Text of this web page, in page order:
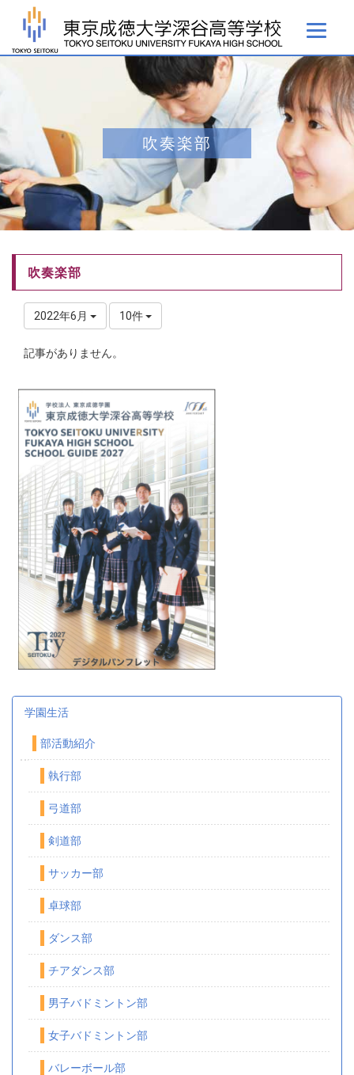
吹奏楽部
吹奏楽部
2022年6月 10件
記事がありません。
学園生活
部活動紹介
執行部
弓道部
剣道部
サッカー部
卓球部
ダンス部
チアダンス部
男子バドミントン部
女子バドミントン部
バレーボール部